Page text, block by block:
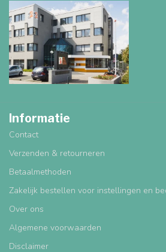
Informatie
Contact
Verzenden & retourneren
Betaalmethoden
Zakelijk bestellen voor instellingen en
Over ons
Algemene voorwaarden
Disclaimer